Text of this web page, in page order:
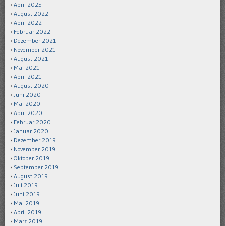
April 2025
August 2022
April 2022
Februar 2022
Dezember 2021
November 2021
August 2021
Mai 2021
April 2021
August 2020
Juni 2020
Mai 2020
April 2020
Februar 2020
Januar 2020
Dezember 2019
November 2019
Oktober 2019
September 2019
August 2019
Juli 2019
Juni 2019
Mai 2019
April 2019
März 2019